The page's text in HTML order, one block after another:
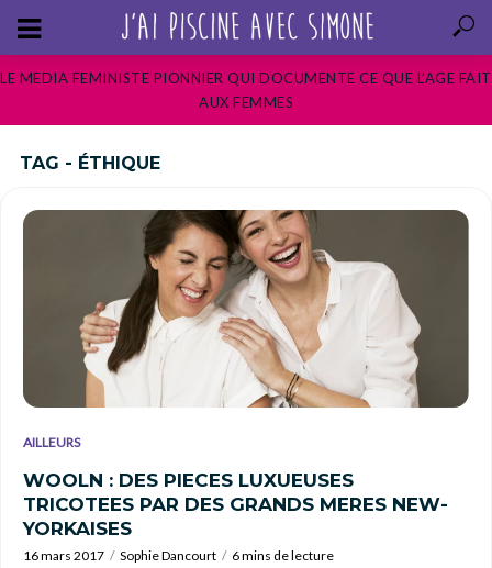
LE MEDIA FEMINISTE PIONNIER QUI DOCUMENTE CE QUE L’AGE FAIT
AUX FEMMES
TAG - ÉTHIQUE
AILLEURS
WOOLN : DES PIECES LUXUEUSES
TRICOTEES PAR DES GRANDS MERES NEW-
YORKAISES
16 mars 2017 Sophie Dancourt 6 mins de lecture